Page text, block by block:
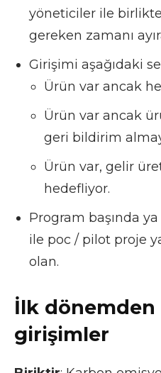
yöneticiler ile
gereken zamanı
Girişimi aşağıdaki
Ürün var ancak
Ürün var ancak
geri bildirim
Ürün var, gelir
hedefliyor.
Program başında
ile poc / pilot proje
olan.
İlk dönemden
girişimler